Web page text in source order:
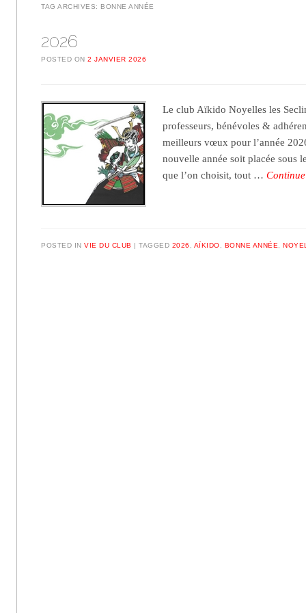
TAG ARCHIVES: BONNE ANNÉE
2026
POSTED ON2 JANVIER 2026
Le club Aïkido Noyelles les
professeurs, bénévoles &
meilleurs vœux pour l’année
nouvelle année soit placée sous
que l’on choisit, tout …
POSTED INVIE DU CLUB TAGGED 2026 AÏKIDO BONNE ANNÉE ,